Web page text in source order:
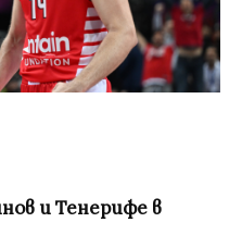
и Тенерифе в